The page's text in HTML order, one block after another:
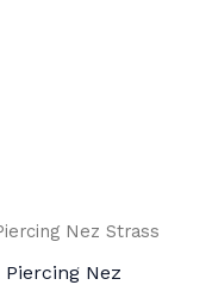
Nez Strass
Piercing Nez